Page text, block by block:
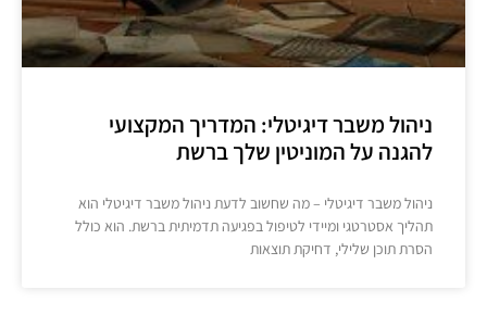
ניהול משבר דיגיטלי: המדריך המקצועי
להגנה על המוניטין שלך ברשת
ניהול משבר דיגיטלי – מה שחשוב לדעת ניהול משבר דיגיטלי הוא
תהליך אסטרטגי ומיידי לטיפול בפגיעה תדמיתית ברשת. הוא כולל
הסרת תוכן שלילי, דחיקת תוצאות